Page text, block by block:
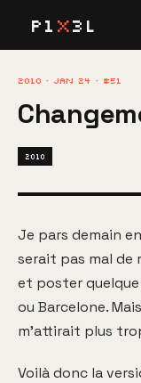
P1 X3L
2010 · JAN 24 · #51
2010
Je pars demain
serait pas mal de
et poster
ou Barcelone.
m'attirait plus
Voilà donc la